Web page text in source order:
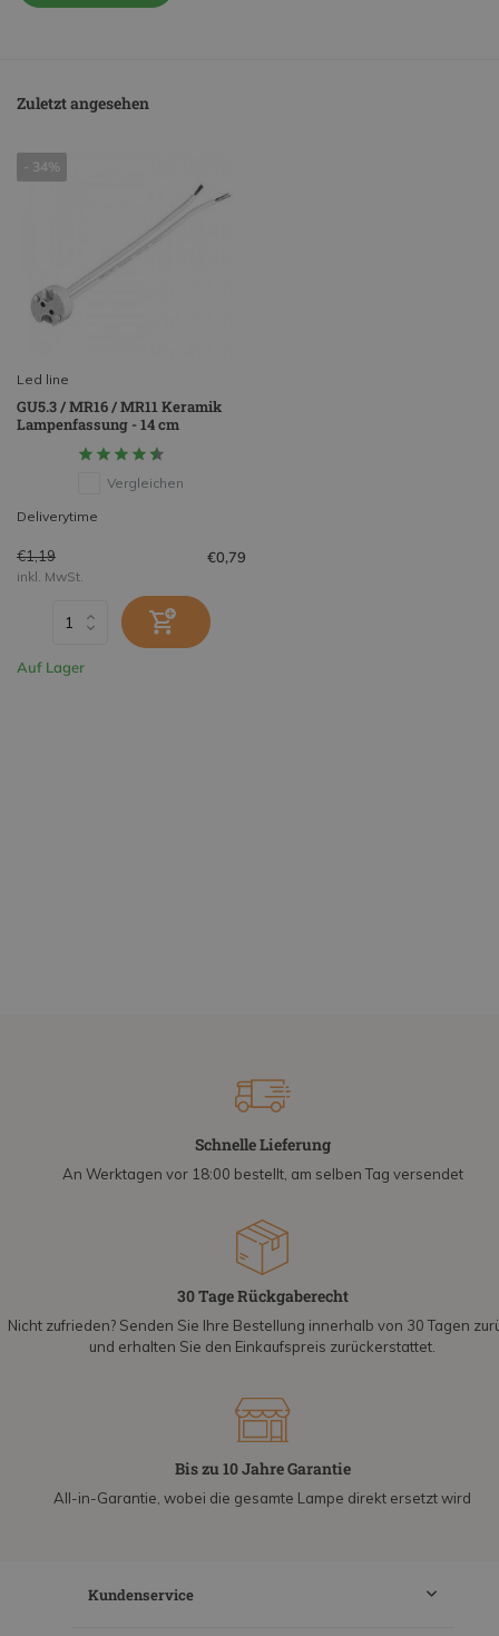
Zuletzt angesehen
- 34%
Led line
GU5.3 / MR16 / MR11 Keramik
Lampenfassung - 14 cm
Vergleichen
Deliverytime
€1,19 €0,79
inkl. MwSt.
Auf Lager
Schnelle Lieferung
An Werktagen vor 18:00 bestellt, am selben Tag versendet
30 Tage Rückgaberecht
Nicht zufrieden? Senden Sie Ihre Bestellung innerhalb von 30 Tagen
und erhalten Sie den Einkaufspreis zurückerstattet.
Bis zu 10 Jahre Garantie
All-in-Garantie, wobei die gesamte Lampe direkt ersetzt wird
Kundenservice